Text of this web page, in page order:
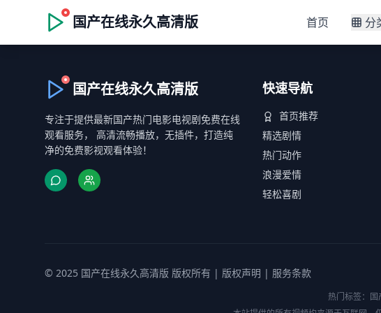
国产在线永久高清版 首页 分
国产在线永久高清版
专注于提供最新国产热门电影电视剧免费在线
观看服务， 高清流畅播放，无插件，打造纯
净的免费影视观看体验！
快速导航
首页推荐
精选剧情
热门动作
浪漫爱情
轻松喜剧
© 2025 国产在线永久高清版 版权所有 | 版权声明 | 服务条款
热门标签： 国